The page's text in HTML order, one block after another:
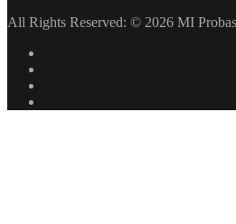
All Rights Reserved: © 2026 MI